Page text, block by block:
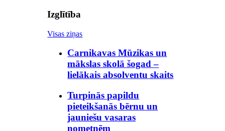
Izglītība
Visas ziņas
Carnikavas Mūzikas un
mākslas skolā šogad –
lielākais absolventu skaits
Turpinās papildu
pieteikšanās bērnu un
jauniešu vasaras
nometnēm